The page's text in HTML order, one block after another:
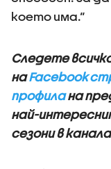
което има.“
Следете
наFacebook
профилана
най-
сезони в